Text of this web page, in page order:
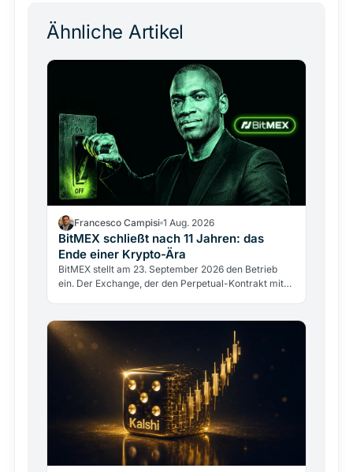
Ähnliche Artikel
Francesco Campisi 1 Aug. 2026
BitMEX schließt nach 11 Jahren: das
Ende einer Krypto-Ära
BitMEX stellt am 23. September 2026 den Betrieb
ein. Der Exchange, der den Perpetual-Kontrakt mit